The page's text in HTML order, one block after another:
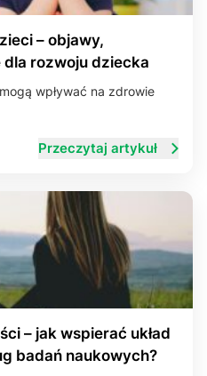
– objawy,
rozwoju dziecka
wpływać na zdrowie
Przeczytaj artykuł
– jak wspierać układ
badań naukowych?